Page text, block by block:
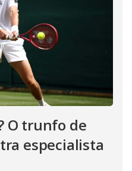
O trunfo de
especialista